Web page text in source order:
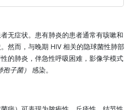
无症状。患有肺炎的患者通常有咳嗽和
然而，与晚期 HIV 相关的隐球菌性肺部
的肺炎，伴急性呼吸困难，影像学模式
子菌） 感染。